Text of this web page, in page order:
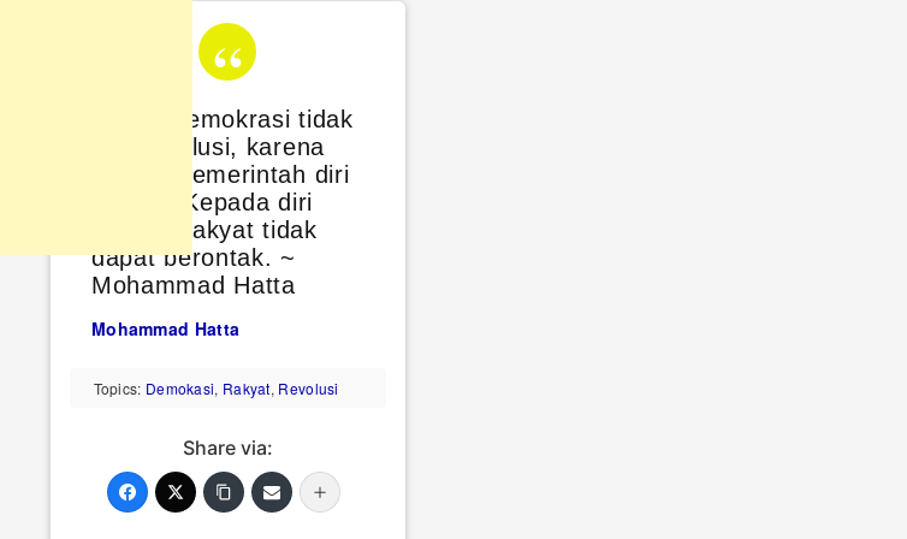
Dalam demokrasi tidak
ada revolusi, karena
rakyat memerintah diri
sendiri. Kepada diri
sendiri, rakyat tidak
dapat berontak. ~
Mohammad Hatta
Mohammad Hatta
Topics: Demokasi, Rakyat, Revolusi
Share via: